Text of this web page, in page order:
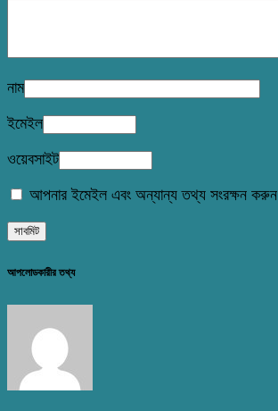
নাম
ইমেইল
ওয়েবসাইট
আপনার ইমেইল এবং অন্যান্য তথ্য সংরক্ষন করুন
আপলোডকারীর তথ্য